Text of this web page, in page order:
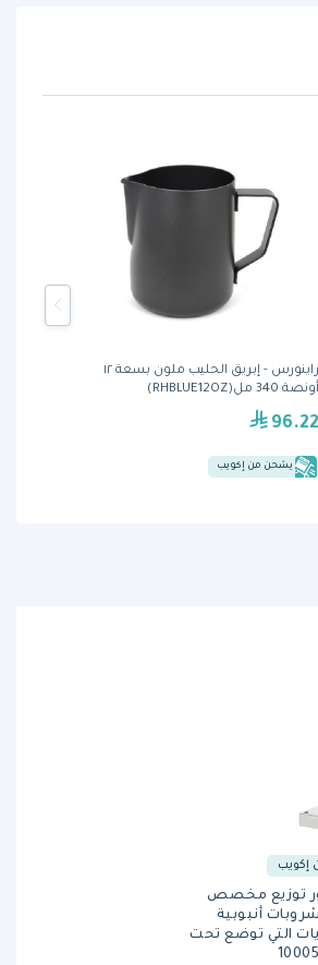
راينورس - إبريق الحليب ملون بسعة ١٢
أونصة 340 مل(RHBLUE12OZ)
96.22
يشحن من إكويب
توزيع مخصص
أنبوبية
التي توضع تحت